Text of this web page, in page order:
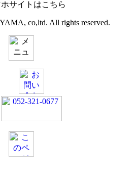
co,ltd. All rights reserved.